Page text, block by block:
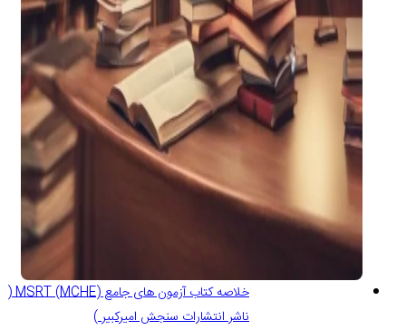
خلاصه کتاب آزمون های جامع MSRT (MCHE) (
ناشر انتشارات سنجش امیرکبیر )